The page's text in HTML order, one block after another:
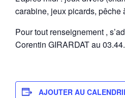
carabine, jeux picards, pêche
Pour tout renseignement ,
Corentin GIRARDAT au
AJOUTER AU